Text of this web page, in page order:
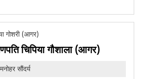
चिपिया गौशाला (आगर)
सौंदर्य